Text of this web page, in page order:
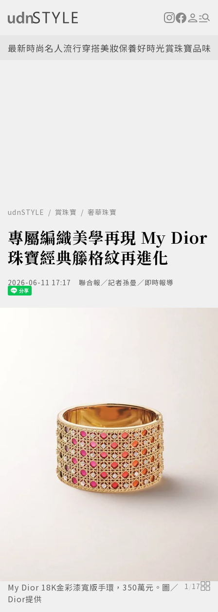
最新時尚名人流行穿搭美妝保養好時光賞珠寶品味
udnSTYLE 賞珠寶 奢華珠寶
專屬編織美學再現 My Dior
珠寶經典籐格紋再進化
2026-06-11 17:17 聯合報／記者孫曼／即時報導
My Dior 18K金彩漆寬版手環，350萬元。圖／
Dior提供
1/17